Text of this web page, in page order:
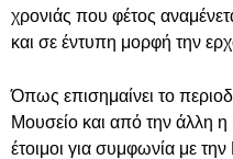
χρονιάς που φέτος
και σε έντυπη μορφή την
Όπως επισημαίνει το
Μουσείο και από την άλλη η
έτοιμοι για συμφωνία με